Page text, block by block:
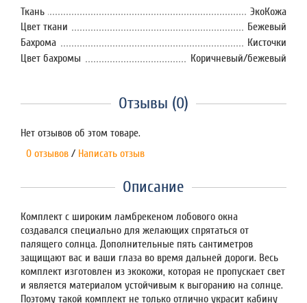
Ткань
ЭкоКожа
Цвет ткани
Бежевый
Бахрома
Кисточки
Цвет бахромы
Коричневый/бежевый
Отзывы (0)
Нет отзывов об этом товаре.
0 отзывов / Написать отзыв
Описание
Комплект с широким ламбрекеном лобового окна
создавался специально для желающих спрятаться от
палящего солнца. Дополнительные пять сантиметров
защищают вас и ваши глаза во время дальней дороги. Весь
комплект изготовлен из экокожи, которая не пропускает свет
и является материалом устойчивым к выгоранию на солнце.
Поэтому такой комплект не только отлично украсит кабину